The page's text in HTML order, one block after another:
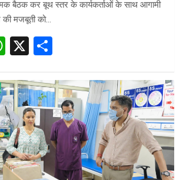
बैठक कर बूथ स्तर के कार्यकर्ताओं के साथ आगामी
की मजबूती को…
W
at
s
A
p
p
X
ar
e